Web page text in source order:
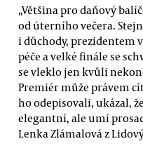
„Většina pro daňový
od úterního večera.
i důchody, prezidentem
péče a velké finále se
se vleklo jen kvůli
Premiér může právem
ho odepisovali, ukázal,
elegantní, ale umí
Lenka Zlámalová z